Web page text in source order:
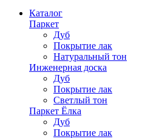
Каталог
Паркет
Дуб
Покрытие лак
Натуральный тон
Инженерная доска
Дуб
Покрытие лак
Светлый тон
Паркет Ёлка
Дуб
Покрытие лак